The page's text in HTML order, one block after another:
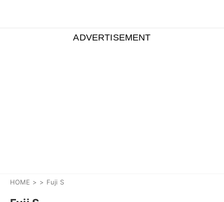
ADVERTISEMENT
HOME > Fuji S